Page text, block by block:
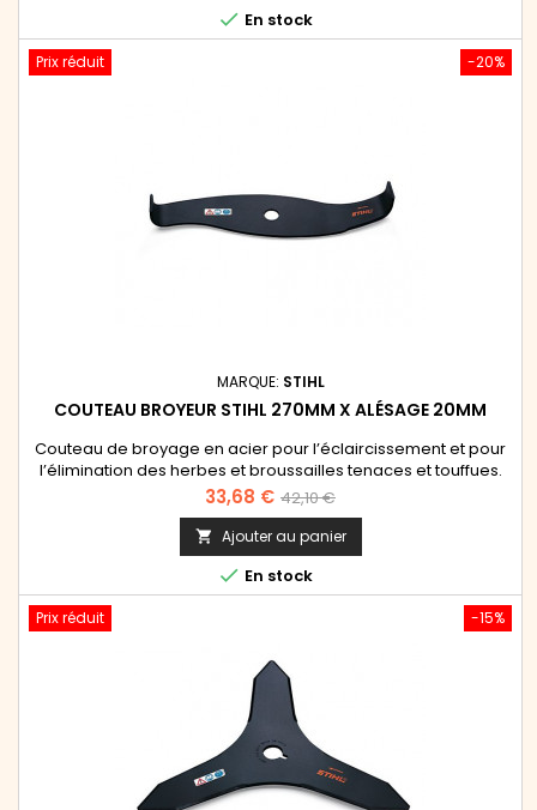
 En stock
-20%
Prix réduit
MARQUE: STIHL
COUTEAU BROYEUR STIHL 270MM X ALÉSAGE 20MM
Couteau de broyage en acier pour l’éclaircissement et pour
l’élimination des herbes et broussailles tenaces et touffues.
Peut également être utilisé pour tailler les haies épineuses. À
utiliser exclusivement avec une protection spécifiquement
adaptée. Se monte sur les débroussailleuses Stihl de la
gamme pro FS 260, FS 261, FS 300, FS 310, FS 311, FS 350,...
Prix
33,68 € Prix
de
base
42,10 €
 Ajouter au panier
 En stock
-15%
Prix réduit